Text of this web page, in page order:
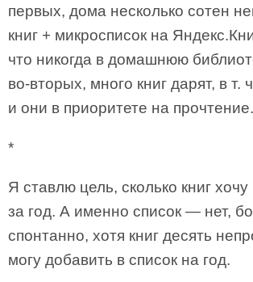
первых, дома несколько сотен
книг + микросписок на
что никогда в домашнюю
во-вторых, много книг дарят, в
и они в приоритете на прочтение.
*
Я ставлю цель, сколько книг хочу
за год. А именно список — нет,
спонтанно, хотя книг десять
могу добавить в список на год.